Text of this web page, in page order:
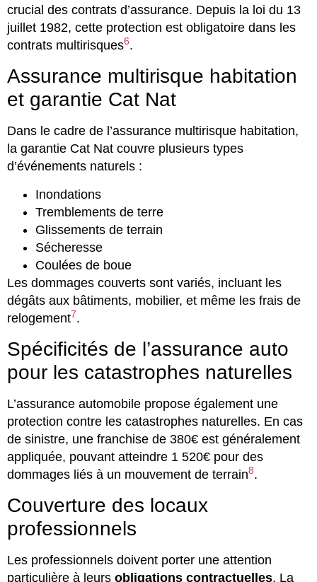
crucial des contrats d’assurance. Depuis la loi du 13
juillet 1982, cette protection est obligatoire dans les
contrats multirisques6.
Assurance multirisque habitation
et garantie Cat Nat
Dans le cadre de l’assurance multirisque habitation,
la garantie Cat Nat couvre plusieurs types
d’événements naturels :
Inondations
Tremblements de terre
Glissements de terrain
Sécheresse
Coulées de boue
Les dommages couverts sont variés, incluant les
dégâts aux bâtiments, mobilier, et même les frais de
relogement7.
Spécificités de l’assurance auto
pour les catastrophes naturelles
L’assurance automobile propose également une
protection contre les catastrophes naturelles. En cas
de sinistre, une franchise de 380€ est généralement
appliquée, pouvant atteindre 1 520€ pour des
dommages liés à un mouvement de terrain8.
Couverture des locaux
professionnels
Les professionnels doivent porter une attention
particulière à leurs obligations contractuelles. La